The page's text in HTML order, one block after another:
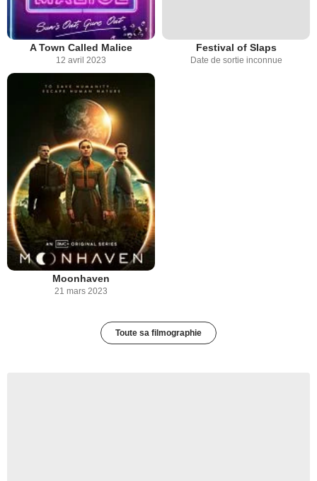
A Town Called Malice
12 avril 2023
Festival of Slaps
Date de sortie inconnue
Moonhaven
21 mars 2023
Toute sa filmographie